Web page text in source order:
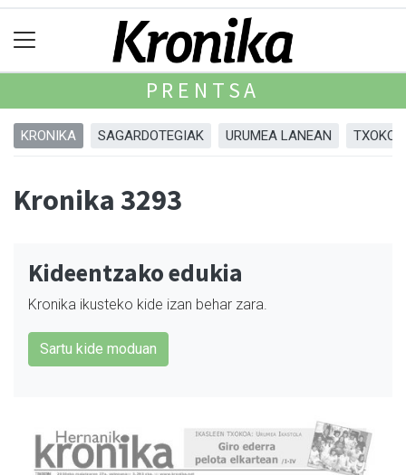
PRENTSA
KRONIKA SAGARDOTEGIAK URUMEA LANEAN
Kronika 3293
Kideentzako edukia
Kronika ikusteko kide izan behar zara.
Sartu kide moduan